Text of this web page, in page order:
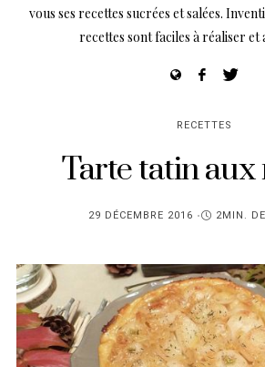
vous ses recettes sucrées et salées.
recettes sont faciles à réaliser et
RECETTES
Tarte tatin aux
PUBLIÉ
29 DÉCEMBRE 2016 2MIN.